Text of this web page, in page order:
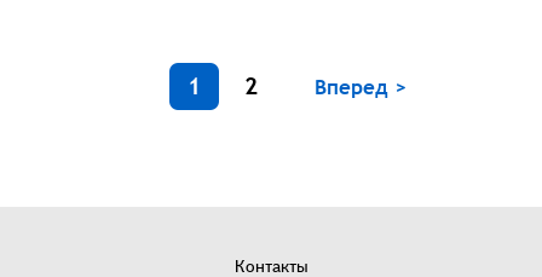
1 2 Вперед >
Контакты